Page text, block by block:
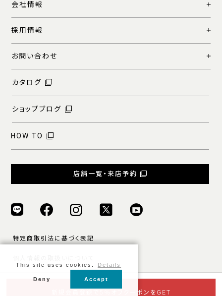
新規会員登録で5％オフクーポンをGET
会社情報
採用情報
お問い合わせ
カタログ
ショップブログ
HOW TO
店舗一覧・来店予約
特定商取引法に基づく表記
ご利用規約
This site uses cookies. Details
Deny Accept